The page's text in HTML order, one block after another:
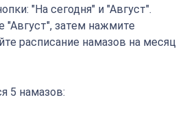
"На сегодня" и "Август".
"Август", затем нажмите
расписание намазов на месяц
5 намазов: